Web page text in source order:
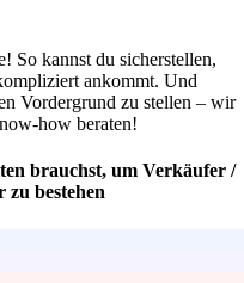
So kannst du sicherstellen,
ankommt. Und
Vordergrund zu stellen – wir
how beraten!
brauchst, um Verkäufer /
bestehen